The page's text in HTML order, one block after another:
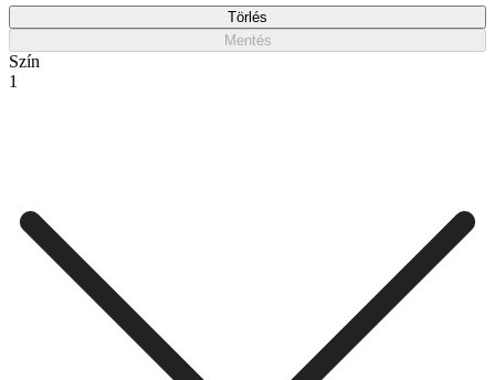
Törlés
Mentés
Szín
1